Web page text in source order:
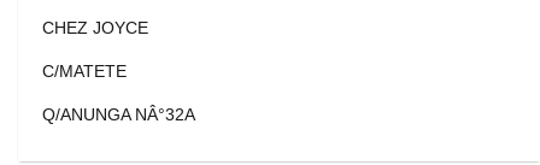
CHEZ JOYCE
C/MATETE
Q/ANUNGA NÂ°32A